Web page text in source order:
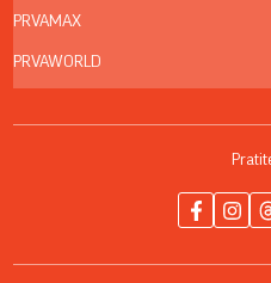
PRVAMAX
PRVAWORLD